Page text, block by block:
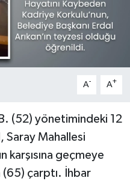
A- A+
(52) yönetimindeki 12
Saray Mahallesi
karşısına geçmeye
(65) çarptı. İhbar